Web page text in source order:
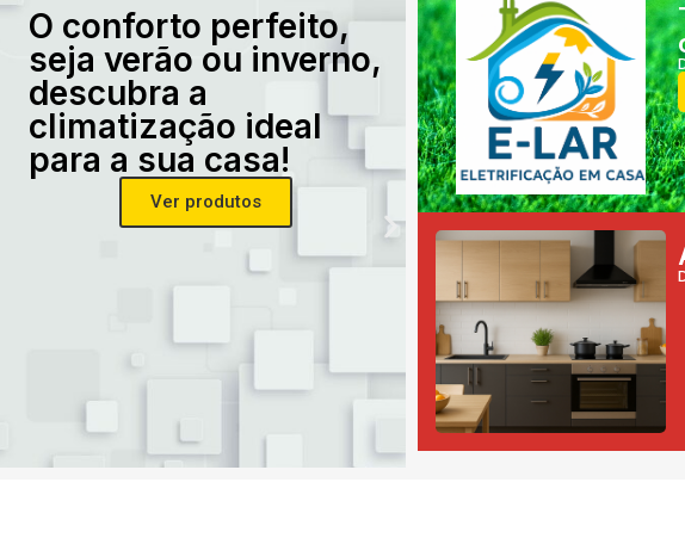
O conforto perfeito,
seja verão ou inverno,
descubra a
climatização ideal
para a sua casa!
Ver produtos